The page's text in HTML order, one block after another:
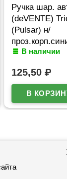
Ручка шар.
(deVENTE)
(Pulsar) н/
арт.5070611
В наличии
125,50 ₽